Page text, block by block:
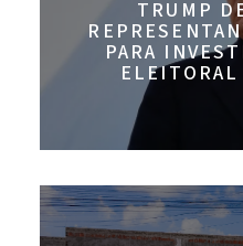
TRUMP
PARA